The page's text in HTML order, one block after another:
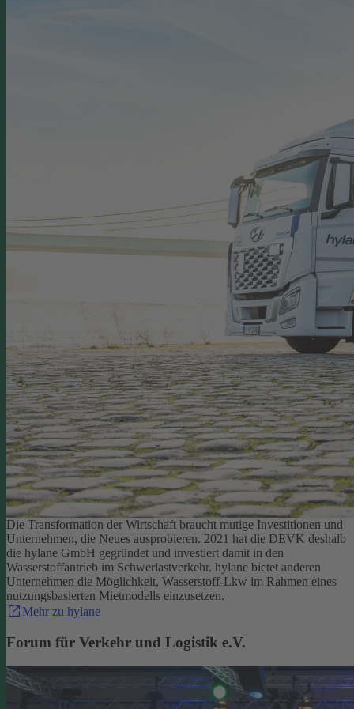
Die Transformation der Wirtschaft braucht mutige Investitionen und
Unternehmen, die Neues ausprobieren. 2021 hat die DEVK deshalb
die hylane GmbH gegründet und investiert damit in den
Wasserstoffantrieb im Schwerlastverkehr. hylane bietet anderen
Unternehmen die Möglichkeit, Wasserstoff-Lkw im Rahmen eines
nutzungsbasierten Mietmodells einzusetzen.
Mehr zu hylane
Forum für Verkehr und Logistik e.V.